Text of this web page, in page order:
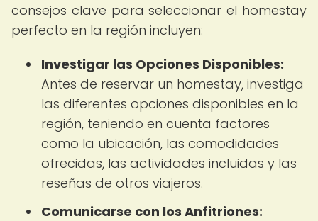
consejos clave para seleccionar el homestay
perfecto en la región incluyen:
Investigar las Opciones Disponibles:
Antes de reservar un homestay, investiga
las diferentes opciones disponibles en la
región, teniendo en cuenta factores
como la ubicación, las comodidades
ofrecidas, las actividades incluidas y las
reseñas de otros viajeros.
Comunicarse con los Anfitriones: